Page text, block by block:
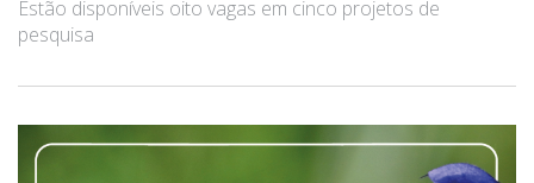
Estão disponíveis oito vagas em cinco projetos de
pesquisa